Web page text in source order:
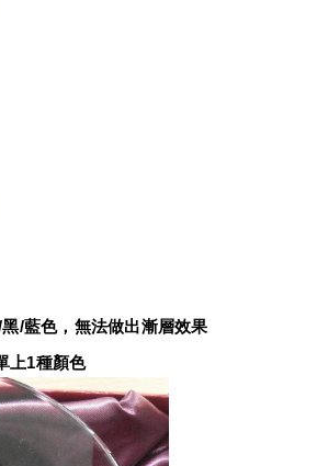
/藍色，無法做出漸層效果
1種顏色